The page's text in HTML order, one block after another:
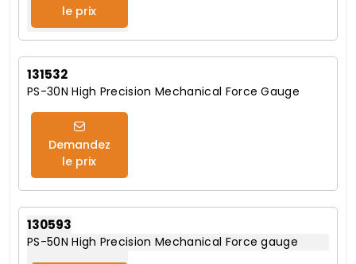
le prix
131532
PS-30N High Precision Mechanical Force Gauge
Demandez
le prix
130593
PS-50N High Precision Mechanical Force gauge